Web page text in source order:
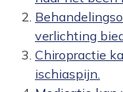
verlichting
Chiropractie
ischiaspijn.